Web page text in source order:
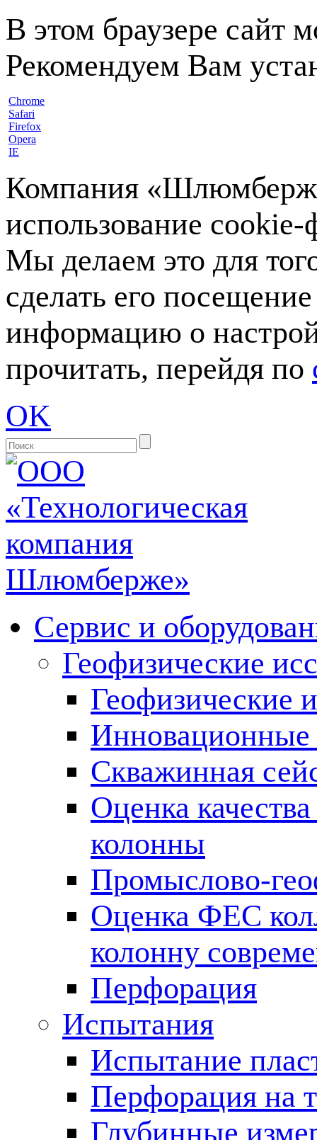
В этом браузере сайт
Рекомендуем Вам
Chrome
Safari
Firefox
Opera
IE
Компания
использование
Мы делаем это для
сделать его
информацию о
прочитать, перейдя по
OK
Сервис и
Геофизические
Геофизические
Инновационные
Скважинная
Оценка
колонны
Промыслово-
Оценка ФЕС
колонну
Перфорация
Испытания
Испытание
Перфорация на
Глубинные